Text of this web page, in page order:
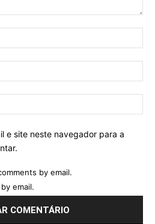
e site neste navegador para a
by email.
email.